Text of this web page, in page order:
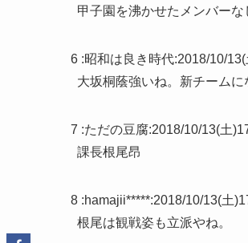
甲子園を沸かせたメンバーな
6 :昭和は良き時代:2018/10/
大坂桐蔭強いね。新チーム
7 :ただの豆腐:2018/10/13(土
課長根尾昂
8 :hamajii*****:2018/10/13(土
根尾は観戦姿も立派やね。